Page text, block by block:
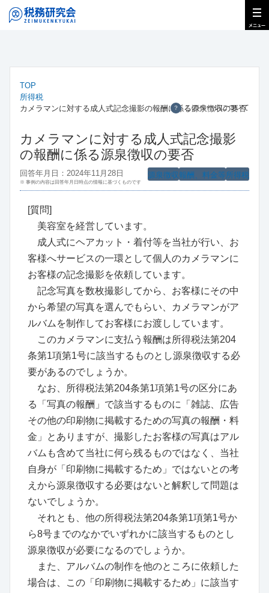
TOP
所得税
カメラマンに対する成人式記念撮影の報酬に係る源泉徴収の要否
？ このページについて
カメラマンに対する成人式記念撮影
の報酬に係る源泉徴収の要否
所得税
報酬、料金等
源泉徴収
回答年月日：2024年11月28日
※ 事例の内容は回答年月日時点の情報に基づくものです
[質問]
美容室を経営しています。
成人式にヘアカット・着付等を当社が行い、お
客様へサービスの一環として個人のカメラマンに
お客様の記念撮影を依頼しています。
記念写真を数枚撮影してから、お客様にその中
から希望の写真を選んでもらい、カメラマンがア
ルバムを制作してお客様にお渡ししています。
このカメラマンに支払う報酬は所得税法第204
条第1項第1号に該当するものとし源泉徴収する必
要があるのでしょうか。
なお、所得税法第204条第1項第1号の区分にあ
る「写真の報酬」で該当するものに「雑誌、広告
その他の印刷物に掲載するための写真の報酬・料
金」とありますが、撮影したお客様の写真はアル
バムも含めて当社に何ら残るものではなく、当社
自身が「印刷物に掲載するため」ではないとの考
えから源泉徴収する必要はないと解釈して問題は
ないでしょうか。
それとも、他の所得税法第204条第1項第1号か
ら8号までのなかでいずれかに該当するものとし
源泉徴収が必要になるのでしょうか。
また、アルバムの制作を他のところに依頼した
場合は、この「印刷物に掲載するため」に該当す